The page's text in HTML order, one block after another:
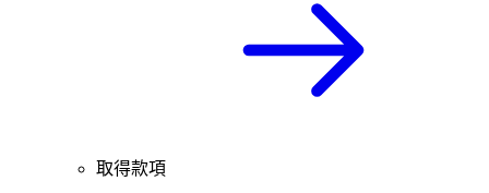
取得款項